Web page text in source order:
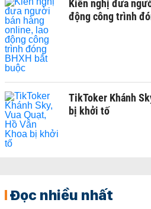
Kiến nghị đưa
động công trình
TikToker Khánh
bị khởi tố
Đọc nhiều nhất